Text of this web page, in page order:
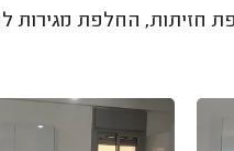
חזיתות, החלפת